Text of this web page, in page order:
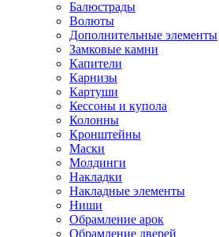
Балюстрады
Волюты
Дополнительные элементы
Замковые камни
Капители
Карнизы
Картуши
Кессоны и купола
Колонны
Кронштейны
Маски
Молдинги
Накладки
Накладные элементы
Ниши
Обрамление арок
Обрамление дверей